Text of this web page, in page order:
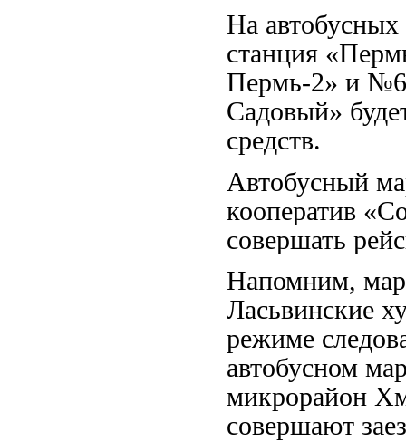
На
станция
Пермь-2» и
Садовый»
средств.
Автобусный
кооператив
совершать
Напомним,
Ласьвинские
режиме
автобусном
микрорайон
совершают